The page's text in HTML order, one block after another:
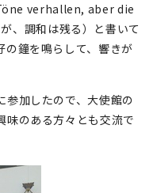
verhallen, aber die
、調和は残る）と書いて
の鐘を鳴らして、響きが
参加したので、大使館の
味のある方々とも交流で